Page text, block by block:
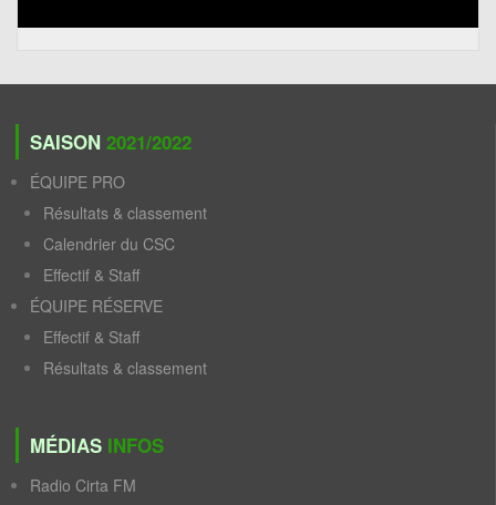
SAISON 2021/2022
ÉQUIPE PRO
Résultats & classement
Calendrier du CSC
Effectif & Staff
ÉQUIPE RÉSERVE
Effectif & Staff
Résultats & classement
MÉDIAS INFOS
Radio Cirta FM